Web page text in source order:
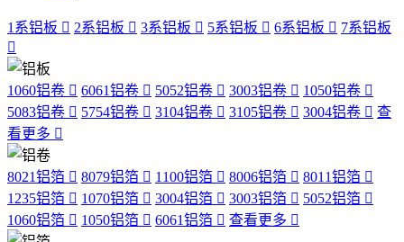
1系铝板 2系铝板 3系铝板 5系铝板 6系铝板 7系铝板
1060铝卷 6061铝卷 5052铝卷 3003铝卷
1050铝卷
5083铝卷
5754铝卷 3104铝卷 3105铝卷 3004铝卷
查
看更多
8021铝箔 8079铝箔 1100铝箔 8006铝箔
8011铝箔
1235铝箔
1070铝箔 3004铝箔 3003铝箔
5052铝箔
1060铝箔
1050铝箔 6061铝箔 查看更多